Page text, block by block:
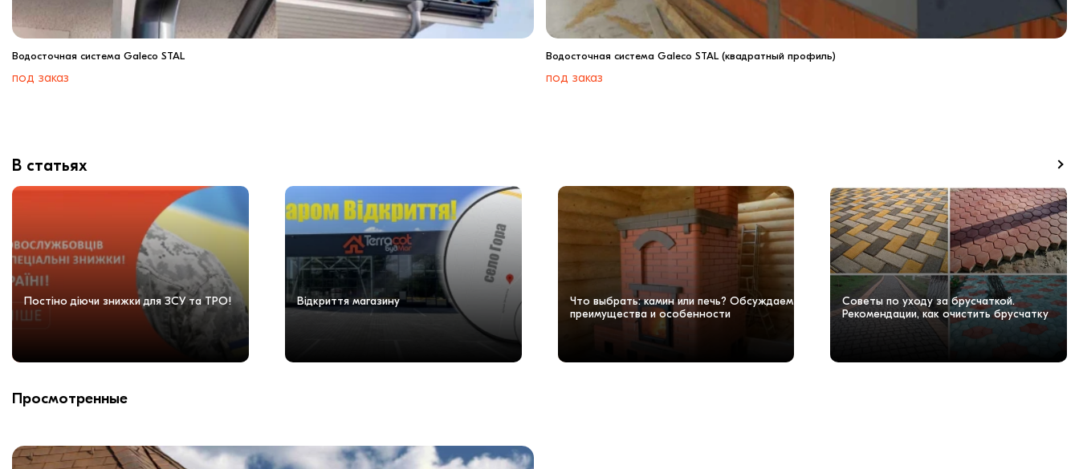
Водосточная система Galeco STAL
под заказ
Водосточная система Galeco STAL (квадратный профиль)
под заказ
В статьях
Постіно діючи знижки для ЗСУ та ТРО! Відкриття магазину
Что выбрать: камин или печь? Обсуждаем
преимущества и особенности
Советы по уходу за брусчаткой.
Рекомендации, как очистить брусчатку
Просмотренные